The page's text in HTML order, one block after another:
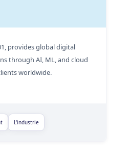
provides global digital
through AI, ML, and cloud
worldwide.
L'industrie